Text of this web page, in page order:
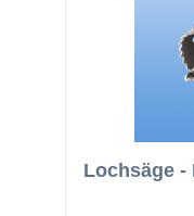
Lochsäge -